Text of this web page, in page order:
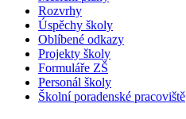
Rozvrhy
Úspěchy školy
Oblíbené odkazy
Projekty školy
Formuláře ZŠ
Personál školy
Školní poradenské pracoviště